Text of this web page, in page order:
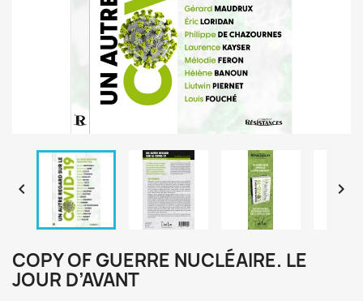
 
COPY OF GUERRE NUCLÉAIRE. LE
JOUR D’AVANT